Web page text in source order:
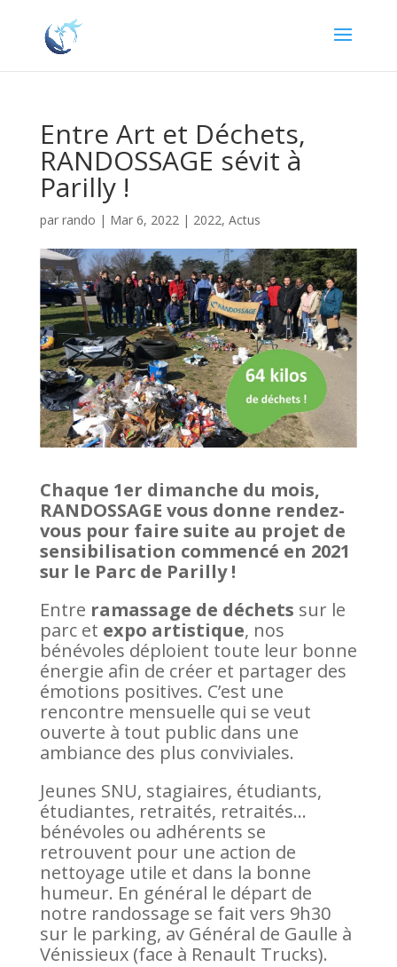
Entre Art et Déchets,
RANDOSSAGE sévit à
Parilly !
par rando | Mar 6, 2022| 2022, Actus
Chaque 1er dimanche du mois,
RANDOSSAGE vous donne rendez-
vous pour faire suite au projet de
sensibilisation commencé en 2021
sur le Parc de Parilly!
Entre ramassage de déchets sur le
parc et expo artistique, nos
bénévoles déploient toute leur bonne
énergie afin de créer et partager des
émotions positives. C’est une
rencontre mensuelle qui se veut
ouverte à tout public dans une
ambiance des plus conviviales.
Jeunes SNU, stagiaires, étudiants,
étudiantes, retraités, retraités…
bénévoles ou adhérents se
retrouvent pour une action de
nettoyage utile et dans la bonne
humeur. En général le départ de
notre randossage se fait vers 9h30
sur le parking, av Général de Gaulle à
Vénissieux (face à Renault Trucks).